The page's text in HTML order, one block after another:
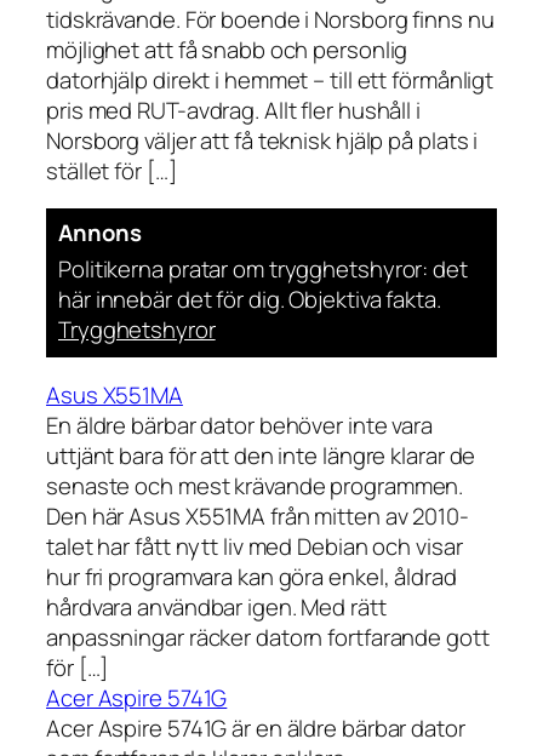
tidskrävande. För boende i Norsborg finns nu
möjlighet att få snabb och personlig
datorhjälp direkt i hemmet – till ett förmånligt
pris med RUT-avdrag. Allt fler hushåll i
Norsborg väljer att få teknisk hjälp på plats i
stället för […]
Annons
Politikerna pratar om trygghetshyror: det
här innebär det för dig. Objektiva fakta.
Trygghetshyror
Asus X551MA
En äldre bärbar dator behöver inte vara
uttjänt bara för att den inte längre klarar de
senaste och mest krävande programmen.
Den här Asus X551MA från mitten av 2010-
talet har fått nytt liv med Debian och visar
hur fri programvara kan göra enkel, åldrad
hårdvara användbar igen. Med rätt
anpassningar räcker datorn fortfarande gott
för […]
Acer Aspire 5741G
Acer Aspire 5741G är en äldre bärbar dator